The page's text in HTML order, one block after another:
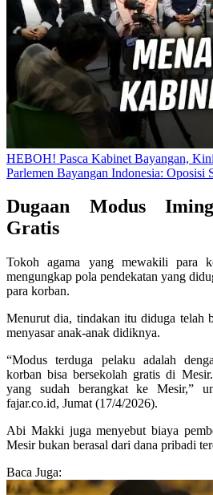
HEBOH! Pasca Kabinet Bayangan,
Parlemen Bayangan Indonesia: Oposisi
Dugaan Modus
Gratis
Tokoh agama yang mewakili para
mengungkap pola pendekatan yang
para korban.
Menurut dia, tindakan itu diduga telah
menyasar anak-anak didiknya.
“Modus terduga pelaku adalah
korban bisa bersekolah gratis di
yang sudah berangkat ke Mesir,”
fajar.co.id, Jumat (17/4/2026).
Abi Makki juga menyebut biaya
Mesir bukan berasal dari dana pribadi
Baca Juga: